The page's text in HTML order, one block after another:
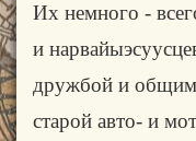
Их немного -
и
дружбой и
старой авто- и